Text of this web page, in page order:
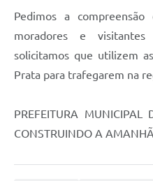
Galeria de Vídeos
Contratos, Convênios e
Pedimos a
moradores e
solicitamos que utilizem
Prata para trafegarem na
PREFEITURA MUNICIPAL
CONSTRUINDO A